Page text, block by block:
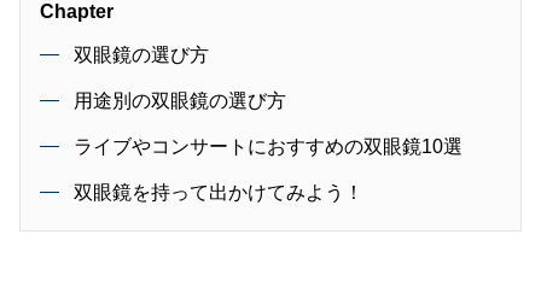
Chapter
双眼鏡の選び方
用途別の双眼鏡の選び方
ライブやコンサートにおすすめの双眼鏡10選
双眼鏡を持って出かけてみよう！